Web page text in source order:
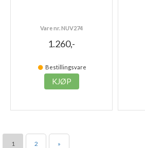
Vare nr. NUV274
1.260,-
Bestillingsvare
KJØP
1 2 »